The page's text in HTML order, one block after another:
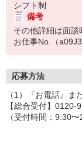
シフト制
備考
その他詳細は面談
お仕事No.（
応募方法
（1）『お電話』ま
【総合受付】0120-
（受付時間：9:30〜
「e-aidemを見て」